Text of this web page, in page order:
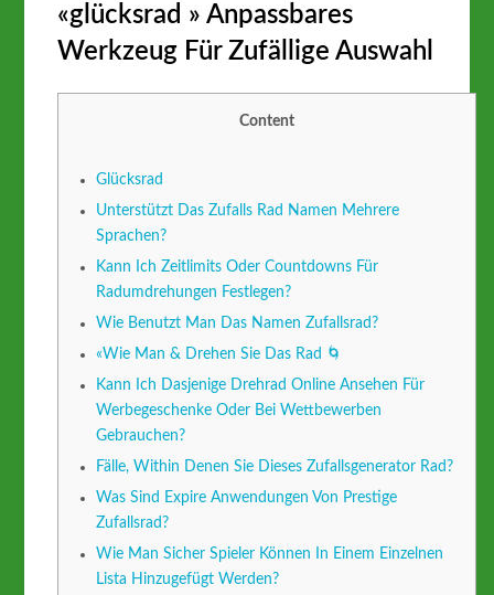
«glücksrad » Anpassbares
Werkzeug Für Zufällige Auswahl
Content
Glücksrad
Unterstützt Das Zufalls Rad Namen Mehrere
Sprachen?
Kann Ich Zeitlimits Oder Countdowns Für
Radumdrehungen Festlegen?
Wie Benutzt Man Das Namen Zufallsrad?
«Wie Man & Drehen Sie Das Rad 🌀
Kann Ich Dasjenige Drehrad Online Ansehen Für
Werbegeschenke Oder Bei Wettbewerben
Gebrauchen?
Fälle, Within Denen Sie Dieses Zufallsgenerator Rad?
Was Sind Expire Anwendungen Von Prestige
Zufallsrad?
Wie Man Sicher Spieler Können In Einem Einzelnen
Lista Hinzugefügt Werden?